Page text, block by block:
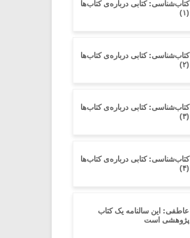
کتاب‌شناسی: کتابی درباره‌ی کتاب‌ها
(۱)
کتاب‌شناسی: کتابی درباره‌ی کتاب‌ها
(۲)
کتاب‌شناسی: کتابی درباره‌ی کتاب‌ها
(۳)
کتاب‌شناسی: کتابی درباره‌ی کتاب‌ها
(۴)
عاطفی: این سالنامه یک کتاب
پژوهشی است